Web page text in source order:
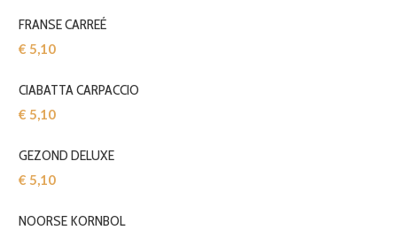
FRANSE CARREÉ
€ 5,10‎
CIABATTA CARPACCIO
€ 5,10‎
GEZOND DELUXE
€ 5,10‎
NOORSE KORNBOL